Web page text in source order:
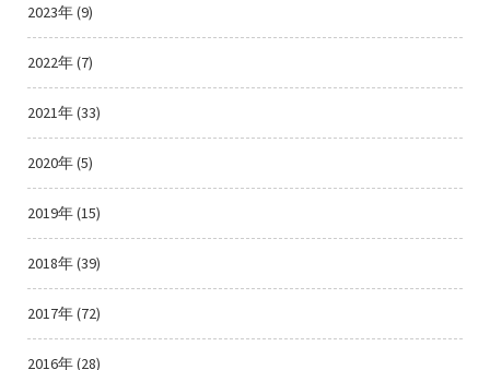
2023年 (9)
2022年 (7)
2021年 (33)
2020年 (5)
2019年 (15)
2018年 (39)
2017年 (72)
2016年 (28)